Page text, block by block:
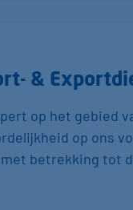
&
op het gebied
op ons
betrekking tot